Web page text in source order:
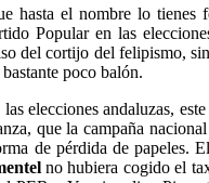
hasta el nombre lo tienes
Popular en las
del cortijo del felipismo,
poco balón.
elecciones andaluzas,
que la campaña
de pérdida de papeles.
no hubiera cogido el